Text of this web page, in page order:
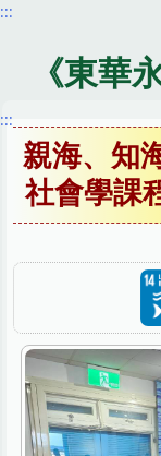
跳
內
區
:::
《東華
:::
親海、知
社會學課